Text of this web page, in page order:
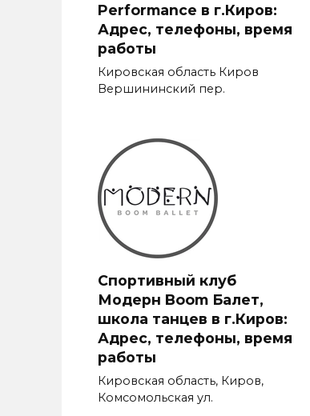
Performance в г.Киров:
Адрес, телефоны, время
работы
Кировская область Киров
Вершининский пер.
Спортивный клуб
Модерн Boom Балет,
школа танцев в г.Киров:
Адрес, телефоны, время
работы
Кировская область, Киров,
Комсомольская ул.